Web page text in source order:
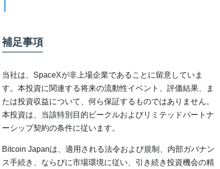
補足事項
当社は、SpaceXが非上場企業であることに留意していま
す。本投資に関連する将来の流動性イベント、評価結果、ま
たは投資収益について、何ら保証するものではありません。
本投資は、当該特別目的ビークルおよびリミテッドパートナ
ーシップ契約の条件に従います。
Bitcoin Japanは、適用される法令および規制、内部ガバナン
ス手続き、ならびに市場環境に従い、引き続き投資機会の精